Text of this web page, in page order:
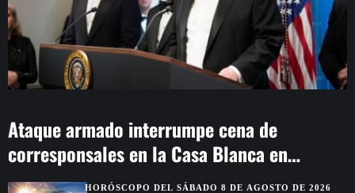
Ataque armado interrumpe cena de
corresponsales en la Casa Blanca en
WashingtonHORÓSCOPO DEL SÁBADO 8 DE AGOSTO DE 2026